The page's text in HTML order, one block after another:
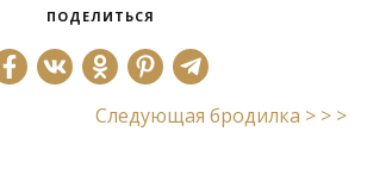
ПОДЕЛИТЬСЯ
Следующая бродилка > > >